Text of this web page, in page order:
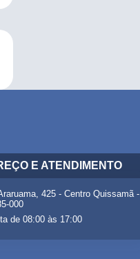
E ATENDIMENTO
425 - Centro Quissamã -
000
de 08:00 às 17:00